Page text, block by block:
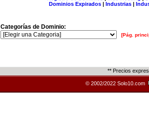
Dominios Expirados | Industrias |
Categorías de Dominio:
[Pág.
** Precios
© 2002/2022 Solo10.com